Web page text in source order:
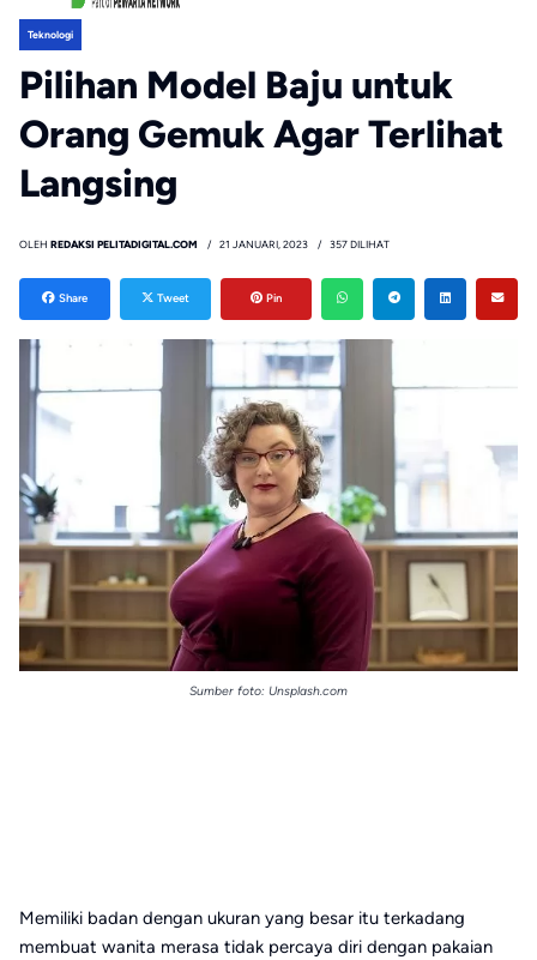
Teknologi
Pilihan Model Baju untuk
Orang Gemuk Agar Terlihat
Langsing
OLEH REDAKSI PELITADIGITAL.COM 21 JANUARI, 2023 357 DILIHAT
Share Tweet Pin
Sumber foto: Unsplash.com
Memiliki badan dengan ukuran yang besar itu terkadang
membuat wanita merasa tidak percaya diri dengan pakaian